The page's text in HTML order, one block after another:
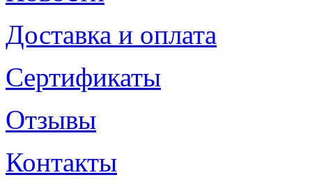
Доставка и оплата
Сертификаты
Отзывы
Контакты